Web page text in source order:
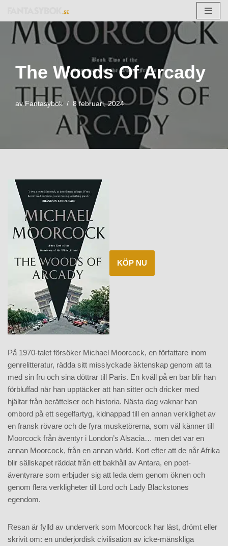
Hoppa
till
The Woods Of Arcady
avFantasybok 8 februari, 2024
KÖP NU
På 1970-talet försöker Michael Moorcock, en författare inom
genrelitteratur, rädda sitt misslyckade äktenskap genom att ta
med sin fru och sina döttrar till Paris. En kväll på en bar blir han
förbluffad när han upptäcker att han sitter och dricker med
hjältar från berättelser och historia. Nästa dag vaknar han
ombord på ett segelfartyg, kidnappad till en annan verklighet av
en fransk rövare och de fyra musketörerna, som väl känner till
Moorcock från äventyr i London’s Alsacia… men det var en
annan Moorcock, från en annan värld. Kort efter att de når Afrika
blir sällskapet räddat från ett bakhåll av Antara, en poet-
äventyrare som erbjuder sig att leda dem genom öknen och
genom flera verkligheter till Lord och Lady Blackstones
egendom.
Resan är fylld av underverk som Moorcock har läst, drömt eller
skrivit om: en underjordisk civilisation av icke-mänskliga